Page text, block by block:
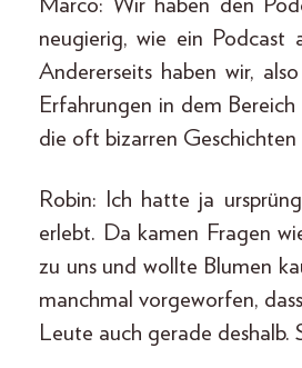
Marco: Wir haben den
neugierig, wie ein Podcast
Andererseits haben wir,
Erfahrungen in dem
die oft bizarren Geschichten
Robin: Ich hatte ja
erlebt. Da kamen Fragen
zu uns und wollte Blumen
manchmal vorgeworfen,
Leute auch gerade deshalb.